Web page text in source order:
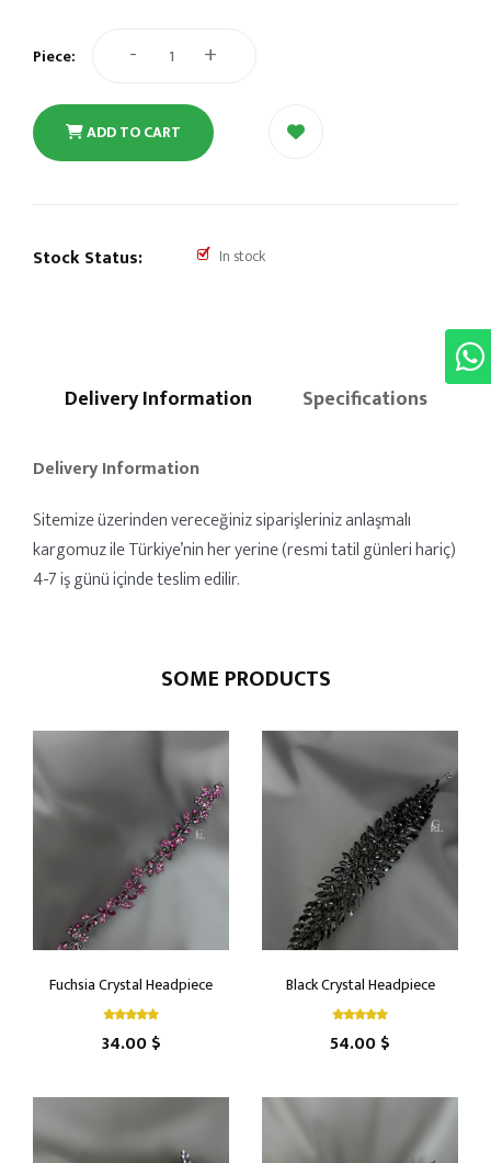
Piece: - +
ADD TO CART
Stock Status: In stock
Delivery Information Specifications
Delivery Information
Sitemize üzerinden vereceğiniz siparişleriniz anlaşmalı
kargomuz ile Türkiye’nin her yerine (resmi tatil günleri hariç)
4-7 iş günü içinde teslim edilir.
SOME PRODUCTS
Fuchsia Crystal Headpiece
34.00 $
Black Crystal Headpiece
54.00 $